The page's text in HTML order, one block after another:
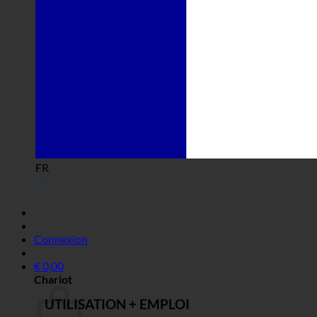
FR
Connexion
€0,00
Chariot
UTILISATION + EMPLOI